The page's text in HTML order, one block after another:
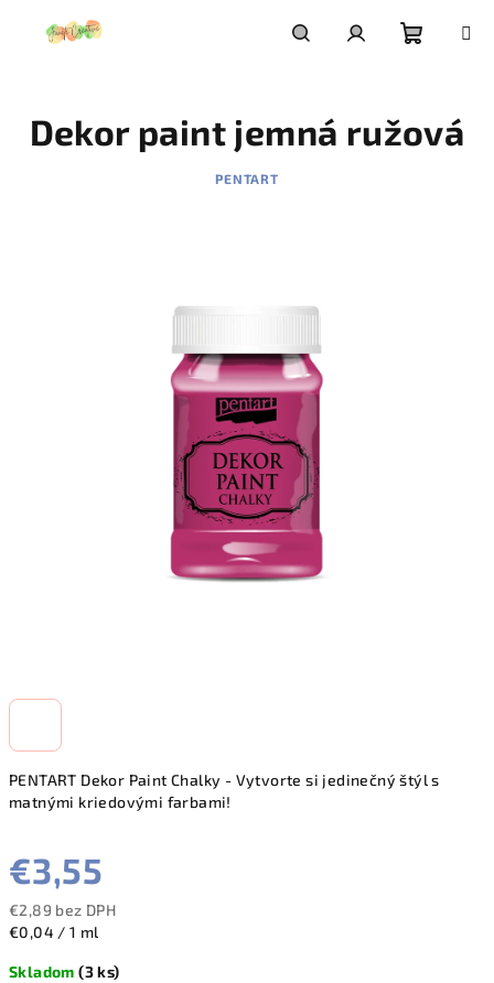
košík
PENTART Dekor Paint Chalky - Vytvorte si jedinečný štýl s
matnými kriedovými farbami!
€3,55
€2,89 bez DPH
Jednotková
€0,04 / 1 ml
Skladom(3 ks)
Dekor paint jemná ružová
PENTART